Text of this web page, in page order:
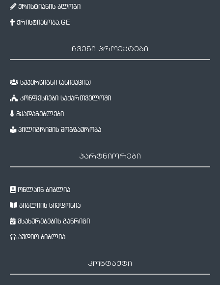
ქრისტიანის ბლოგი
ქრისტიანობა.GE
ჩვენი პროექტები
სუპერწიგნი (ანიმაცია)
კონფესიები საქართველოში
მქადაგებლები
პილიგრიმის მოგზაურობა
პარტნიორები
ონლაინ ბიბლია
ბიბლიის სიმფონია
მსახურებების განრიგი
აუდიო ბიბლია
კონტაქტი